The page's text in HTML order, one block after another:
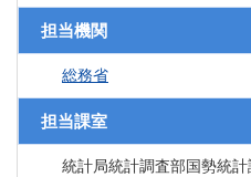
担当機関
総務省
担当課室
統計局統計調査部国勢統